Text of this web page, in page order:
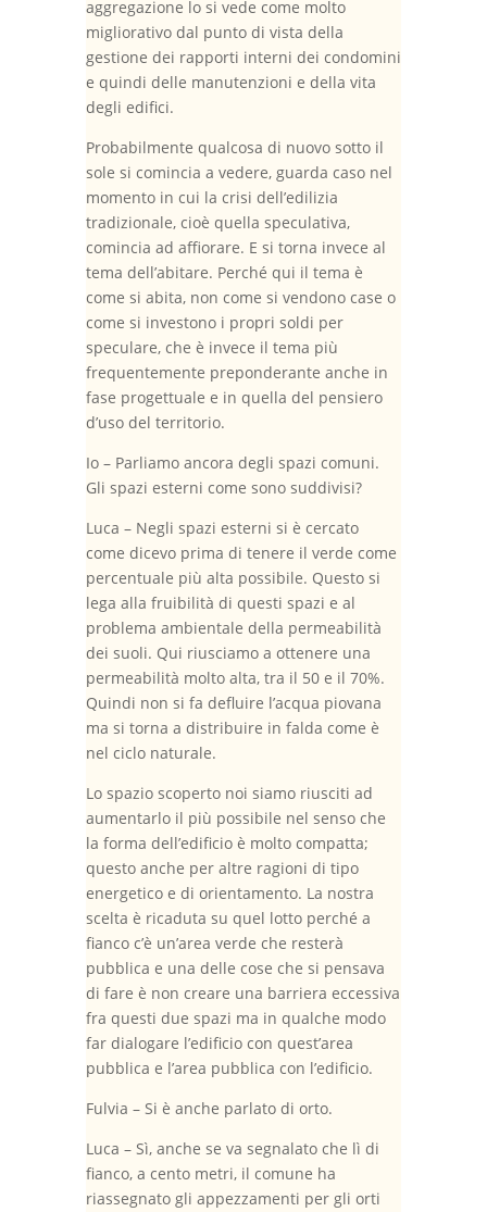
aggregazione lo si vede come molto
migliorativo dal punto di vista della
gestione dei rapporti interni dei condomini
e quindi delle manutenzioni e della vita
degli edifici.
Probabilmente qualcosa di nuovo sotto il
sole si comincia a vedere, guarda caso nel
momento in cui la crisi dell’edilizia
tradizionale, cioè quella speculativa,
comincia ad affiorare. E si torna invece al
tema dell’abitare. Perché qui il tema è
come si abita, non come si vendono case o
come si investono i propri soldi per
speculare, che è invece il tema più
frequentemente preponderante anche in
fase progettuale e in quella del pensiero
d’uso del territorio.
Io – Parliamo ancora degli spazi comuni.
Gli spazi esterni come sono suddivisi?
Luca – Negli spazi esterni si è cercato
come dicevo prima di tenere il verde come
percentuale più alta possibile. Questo si
lega alla fruibilità di questi spazi e al
problema ambientale della permeabilità
dei suoli. Qui riusciamo a ottenere una
permeabilità molto alta, tra il 50 e il 70%.
Quindi non si fa defluire l’acqua piovana
ma si torna a distribuire in falda come è
nel ciclo naturale.
Lo spazio scoperto noi siamo riusciti ad
aumentarlo il più possibile nel senso che
la forma dell’edificio è molto compatta;
questo anche per altre ragioni di tipo
energetico e di orientamento. La nostra
scelta è ricaduta su quel lotto perché a
fianco c’è un’area verde che resterà
pubblica e una delle cose che si pensava
di fare è non creare una barriera eccessiva
fra questi due spazi ma in qualche modo
far dialogare l’edificio con quest’area
pubblica e l’area pubblica con l’edificio.
Fulvia – Si è anche parlato di orto.
Luca – Sì, anche se va segnalato che lì di
fianco, a cento metri, il comune ha
riassegnato gli appezzamenti per gli orti